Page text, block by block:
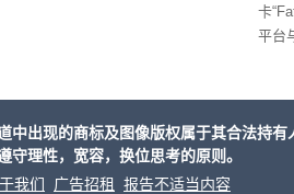
卡
平台
中出现的商标及图像版权属于其合法持
守理性，宽容，换位思考的原则。
我们
广告招租
报告不适当内容